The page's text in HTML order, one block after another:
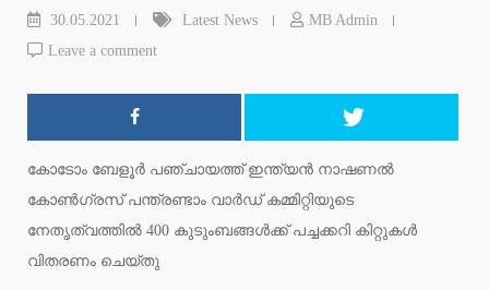
30.05.2021 Latest News
MB Admin
Leave a comment
കോടോം ബേളൂർ പഞ്ചായത്ത് ഇന്ത്യൻ നാഷണൽ
കോൺഗ്രസ് പന്ത്രണ്ടാം വാർഡ് കമ്മിറ്റിയുടെ
നേതൃത്വത്തിൽ 400 കുടുംബങ്ങൾക്ക് പച്ചക്കറി കിറ്റുകൾ
വിതരണം ചെയ്തു